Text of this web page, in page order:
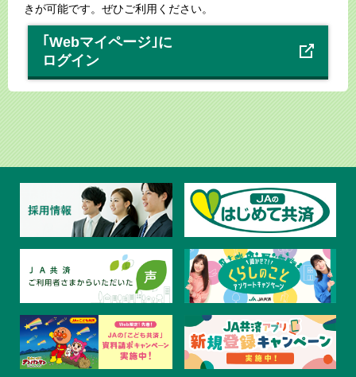
きが可能です。ぜひご利用ください。
｢Webマイページ｣に
ログイン